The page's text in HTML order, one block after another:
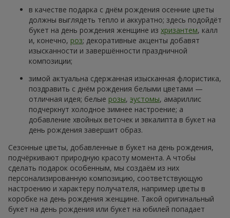
в качестве подарка с днём рождения осенние цветы
должны выглядеть тепло и аккуратно; здесь подойдёт
букет на день рождения женщине из хризантем, калл
и, конечно, роз; декоративные акценты добавят
изысканности и завершённости праздничной
композиции;
зимой актуальна сдержанная изысканная флористика,
поздравить с днём рождения белыми цветами —
отличная идея; белые розы, эустомы, амариллис
подчеркнут холодное зимнее настроение; а
добавление хвойных веточек и эвкалипта в букет на
день рождения завершит образ.
Сезонные цветы, добавленные в букет на день рождения,
подчёркивают природную красоту момента. А чтобы
сделать подарок особенным, мы создаём из них
персонализированную композицию, соответствующую
настроению и характеру получателя, например цветы в
коробке на день рождения женщине. Такой оригинальный
букет на день рождения или букет на юбилей попадает